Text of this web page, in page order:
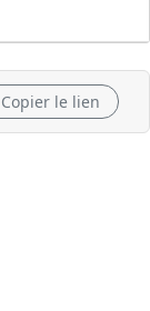
Copier le lien